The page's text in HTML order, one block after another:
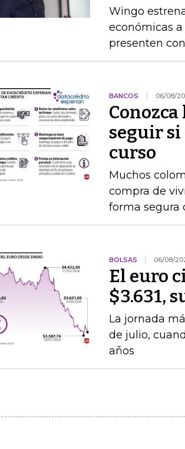
Wingo
económicas
presenten
BANCOS 06/08/
Conozca
seguir
curso
Muchos
compra de
forma segura
BOLSAS 06/08/
El euro
$3.631,
La jornada
de julio,
años